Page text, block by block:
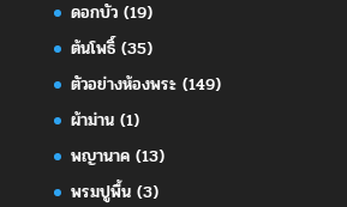
ดอกบัว(19)
ต้นโพธิ์(35)
ตัวอย่างห้องพระ(149)
ผ้าม่าน(1)
พญานาค(13)
พรมปูพื้น(3)